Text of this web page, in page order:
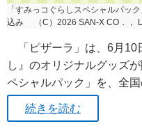
「すみっコぐらしスペシャルパ
込み （C）2026 SAN‐X CO．，
「ピザーラ」は、6月10
し』のオリジナルグッズ
ペシャルパック」を、全国
続きを読む